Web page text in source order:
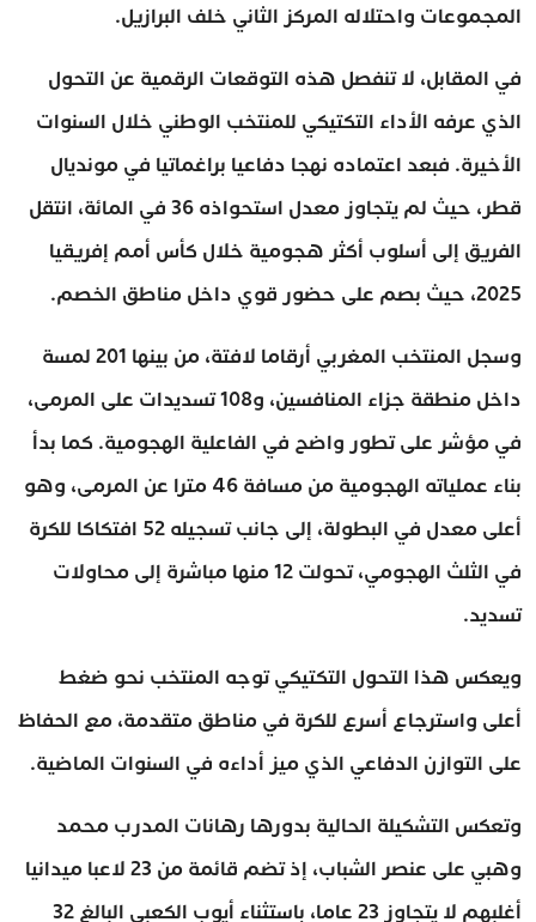
المجموعات واحتلاله المركز الثاني خلف البرازيل.
في المقابل، لا تنفصل هذه التوقعات الرقمية عن التحول
الذي عرفه الأداء التكتيكي للمنتخب الوطني خلال السنوات
الأخيرة. فبعد اعتماده نهجا دفاعيا براغماتيا في مونديال
قطر، حيث لم يتجاوز معدل استحواذه 36 في المائة، انتقل
الفريق إلى أسلوب أكثر هجومية خلال كأس أمم إفريقيا
2025، حيث بصم على حضور قوي داخل مناطق الخصم.
وسجل المنتخب المغربي أرقاما لافتة، من بينها 201 لمسة
داخل منطقة جزاء المنافسين، و108 تسديدات على المرمى،
في مؤشر على تطور واضح في الفاعلية الهجومية. كما بدأ
بناء عملياته الهجومية من مسافة 46 مترا عن المرمى، وهو
أعلى معدل في البطولة، إلى جانب تسجيله 52 افتكاكا للكرة
في الثلث الهجومي، تحولت 12 منها مباشرة إلى محاولات
تسديد.
ويعكس هذا التحول التكتيكي توجه المنتخب نحو ضغط
أعلى واسترجاع أسرع للكرة في مناطق متقدمة، مع الحفاظ
على التوازن الدفاعي الذي ميز أداءه في السنوات الماضية.
وتعكس التشكيلة الحالية بدورها رهانات المدرب محمد
وهبي على عنصر الشباب، إذ تضم قائمة من 23 لاعبا ميدانيا
أغلبهم لا يتجاوز 23 عاما، باستثناء أيوب الكعبي البالغ 32